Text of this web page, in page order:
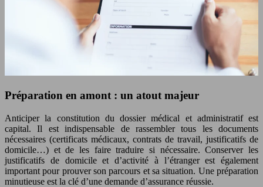
Préparation en amont : un atout majeur
Anticiper la constitution du dossier médical et administratif est
capital. Il est indispensable de rassembler tous les documents
nécessaires (certificats médicaux, contrats de travail, justificatifs de
domicile…) et de les faire traduire si nécessaire. Conserver les
justificatifs de domicile et d’activité à l’étranger est également
important pour prouver son parcours et sa situation. Une préparation
minutieuse est la clé d’une demande d’assurance réussie.